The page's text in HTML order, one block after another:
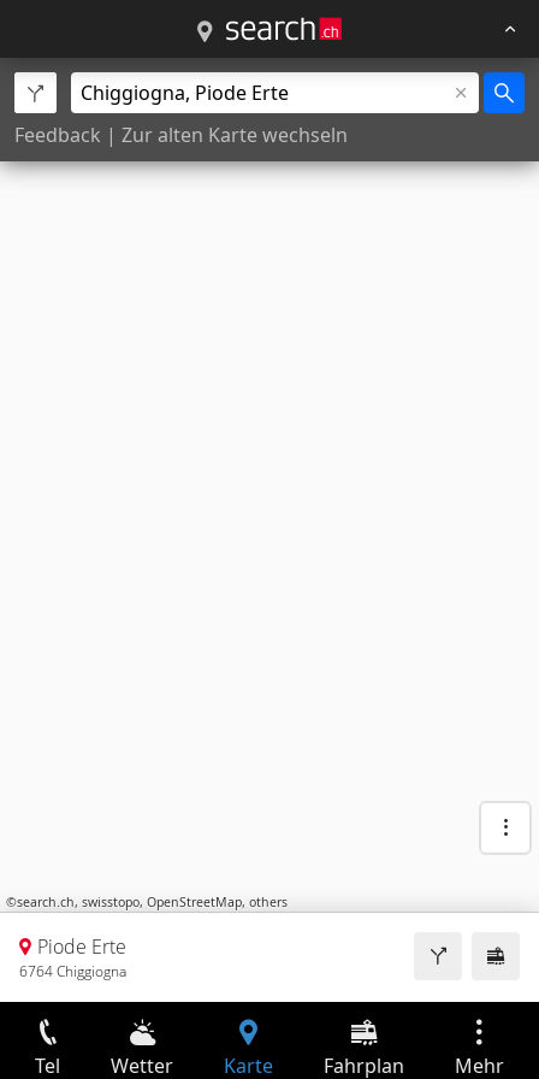
Feedback | Zur alten Karte wechseln
©search.ch, swisstopo, OpenStreetMap, others
Piode Erte
6764 Chiggiogna
Tel Wetter Karte Fahrplan Mehr